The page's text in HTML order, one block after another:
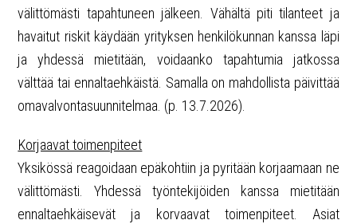
välittömästi tapahtuneen jälkeen. Vähältä piti tilanteet ja
havaitut riskit käydään yrityksen henkilökunnan kanssa läpi
ja yhdessä mietitään, voidaanko tapahtumia jatkossa
välttää tai ennaltaehkäistä. Samalla on mahdollista päivittää
omavalvontasuunnitelmaa. (p. 13.7.2026).
Korjaavat toimenpiteet
Yksikössä reagoidaan epäkohtiin ja pyritään korjaamaan ne
välittömästi. Yhdessä työntekijöiden kanssa mietitään
ennaltaehkäisevät ja korvaavat toimenpiteet. Asiat